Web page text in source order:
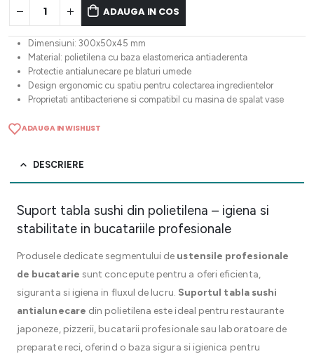
ADAUGA IN COS
Dimensiuni: 300x50x45 mm
Material: polietilena cu baza elastomerica antiaderenta
Protectie antialunecare pe blaturi umede
Design ergonomic cu spatiu pentru colectarea ingredientelor
Proprietati antibacteriene si compatibil cu masina de spalat vase
ADAUGA IN WISHLIST
DESCRIERE
Suport tabla sushi din polietilena – igiena si
stabilitate in bucatariile profesionale
Produsele dedicate segmentului de ustensile profesionale
de bucatarie sunt concepute pentru a oferi eficienta,
siguranta si igiena in fluxul de lucru. Suportul tabla sushi
antialunecare din polietilena este ideal pentru restaurante
japoneze, pizzerii, bucatarii profesionale sau laboratoare de
preparate reci, oferind o baza sigura si igienica pentru